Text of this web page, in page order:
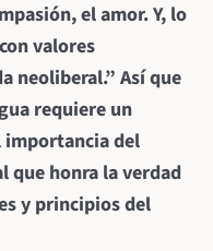
el amor. Y, lo
valores
neoliberal.” Así que
requiere un
importancia del
que honra la verdad
y principios del